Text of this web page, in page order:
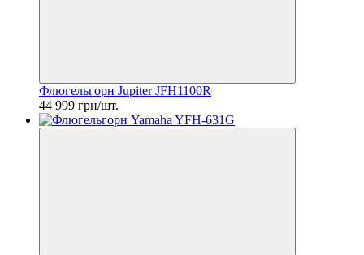
Флюгельгорн Jupiter JFH1100R
44 999 грн/шт.